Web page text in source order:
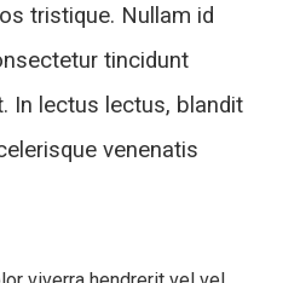
tristique. Nullam id
tincidunt
In lectus lectus, blandit
venenatis